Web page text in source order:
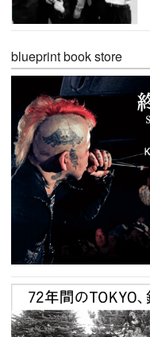
blueprint book store